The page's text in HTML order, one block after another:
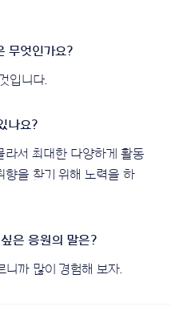
입니다.
라서 최대한 다양하게 활동
향을 찾기 위해 노력을 하
니까 많이 경험해 보자.